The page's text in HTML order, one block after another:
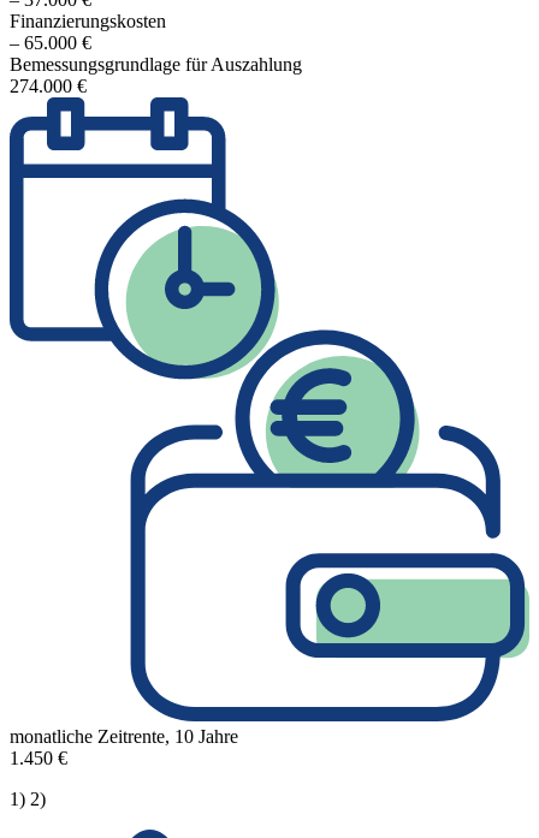
Finanzierungskosten
– 65.000 €
Bemessungsgrundlage für Auszahlung
274.000 €
monatliche Zeitrente, 10 Jahre
1.450 €
1) 2)